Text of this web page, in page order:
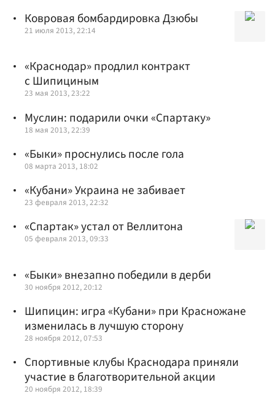
Ковровая бомбардировка Дзюбы
21 июля 2013, 22:14
«Краснодар» продлил контракт
с Шипициным
23 мая 2013, 23:22
Муслин: подарили очки «Спартаку»
18 мая 2013, 22:39
«Быки» проснулись после гола
08 марта 2013, 18:02
«Кубани» Украина не забивает
23 февраля 2013, 22:32
«Спартак» устал от Веллитона
05 февраля 2013, 09:33
«Быки» внезапно победили в дерби
30 ноября 2012, 20:12
Шипицин: игра «Кубани» при Красножане
изменилась в лучшую сторону
28 ноября 2012, 07:53
Спортивные клубы Краснодара приняли
участие в благотворительной акции
20 ноября 2012, 18:39